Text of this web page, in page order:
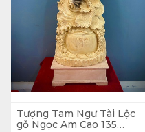
Tượng Tam Ngư Tài Lộc
gỗ Ngọc Am Cao 135